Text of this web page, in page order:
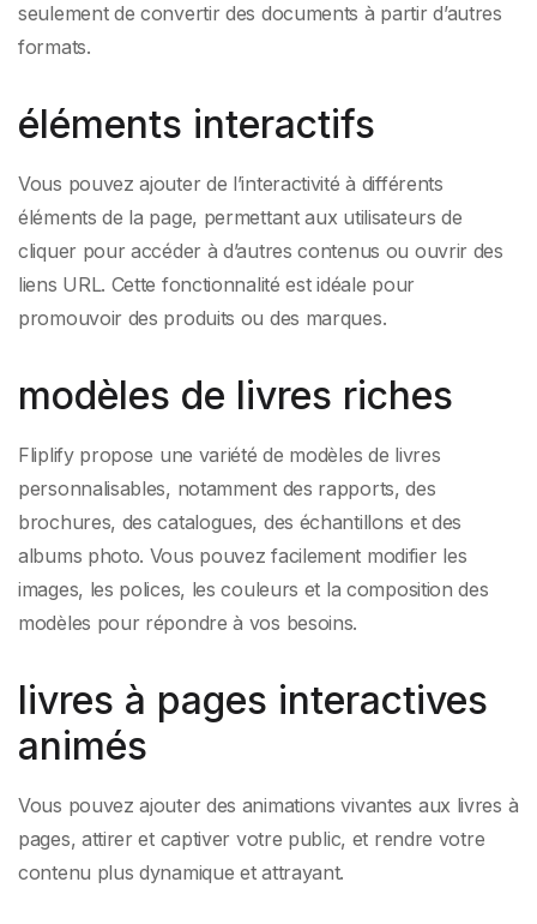
seulement de convertir des documents à partir d’autres
formats.
éléments interactifs
Vous pouvez ajouter de l’interactivité à différents
éléments de la page, permettant aux utilisateurs de
cliquer pour accéder à d’autres contenus ou ouvrir des
liens URL. Cette fonctionnalité est idéale pour
promouvoir des produits ou des marques.
modèles de livres riches
Fliplify propose une variété de modèles de livres
personnalisables, notamment des rapports, des
brochures, des catalogues, des échantillons et des
albums photo. Vous pouvez facilement modifier les
images, les polices, les couleurs et la composition des
modèles pour répondre à vos besoins.
livres à pages interactives
animés
Vous pouvez ajouter des animations vivantes aux livres à
pages, attirer et captiver votre public, et rendre votre
contenu plus dynamique et attrayant.